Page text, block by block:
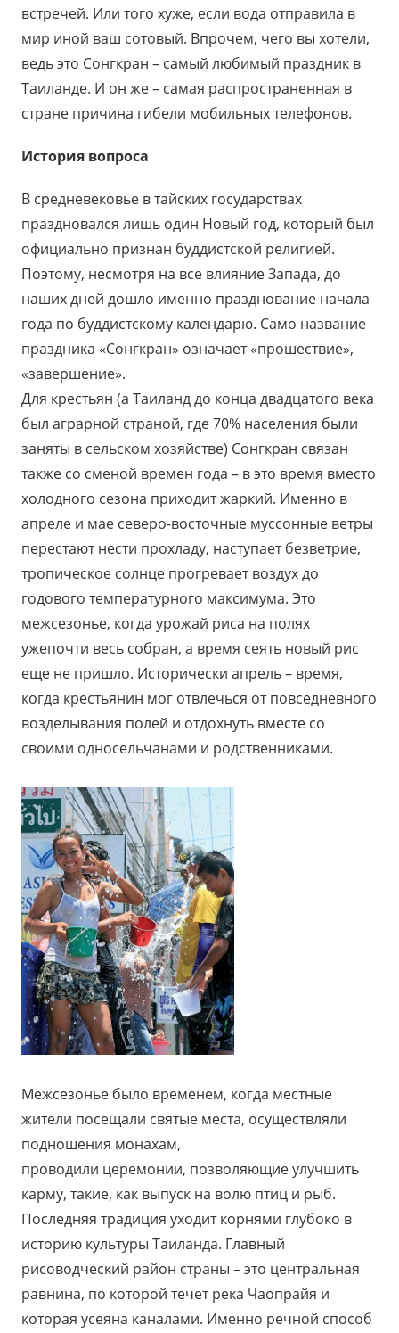
встречей. Или того хуже, если вода отправила в
мир иной ваш сотовый. Впрочем, чего вы хотели,
ведь это Сонгкран – самый любимый праздник в
Таиланде. И он же – самая распространенная в
стране причина гибели мобильных телефонов.
История вопроса
В средневековье в тайских государствах
праздновался лишь один Новый год, который был
официально признан буддистской религией.
Поэтому, несмотря на все влияние Запада, до
наших дней дошло именно празднование начала
года по буддистскому календарю. Само название
праздника «Сонгкран» означает «прошествие»,
«завершение».
Для крестьян (а Таиланд до конца двадцатого века
был аграрной страной, где 70% населения были
заняты в сельском хозяйстве) Сонгкран связан
также со сменой времен года – в это время вместо
холодного сезона приходит жаркий. Именно в
апреле и мае северо-восточные муссонные ветры
перестают нести прохладу, наступает безветрие,
тропическое солнце прогревает воздух до
годового температурного максимума. Это
межсезонье, когда урожай риса на полях
ужепочти весь собран, а время сеять новый рис
еще не пришло. Исторически апрель – время,
когда крестьянин мог отвлечься от повседневного
возделывания полей и отдохнуть вместе со
своими односельчанами и родственниками.
Межсезонье было временем, когда местные
жители посещали святые места, осуществляли
подношения монахам,
проводили церемонии, позволяющие улучшить
карму, такие, как выпуск на волю птиц и рыб.
Последняя традиция уходит корнями глубоко в
историю культуры Таиланда. Главный
рисоводческий район страны – это центральная
равнина, по которой течет река Чаопрайя и
которая усеяна каналами. Именно речной способ